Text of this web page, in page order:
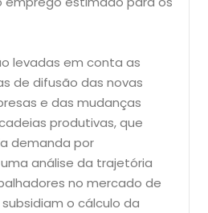
levadas em conta as
de difusão das novas
e das mudanças
produtivas, que
demanda por
análise da trajetória
no mercado de
o cálculo da